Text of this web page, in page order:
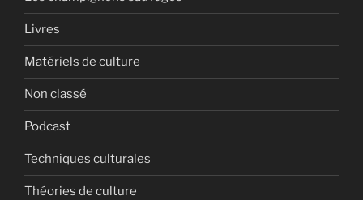
Livres
Matériels de culture
Non classé
Podcast
Techniques culturales
Théories de culture